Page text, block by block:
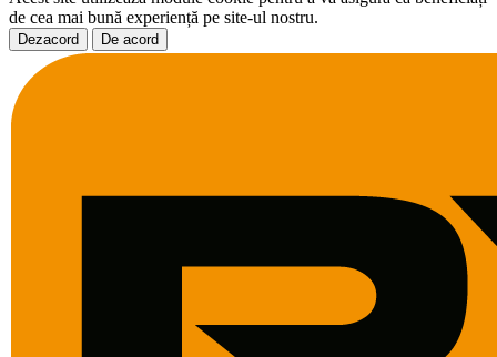
de cea mai bună experiență pe site-ul nostru.
Dezacord De acord